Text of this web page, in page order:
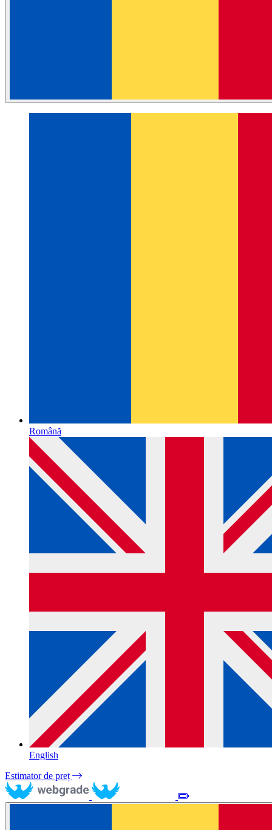
Română
English
Estimator de preț